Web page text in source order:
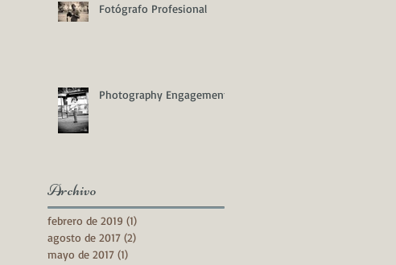
Fotógrafo Profesional
Photography Engagement
Archivo
febrero de 2019 (1)
agosto de 2017 (2)
mayo de 2017 (1)